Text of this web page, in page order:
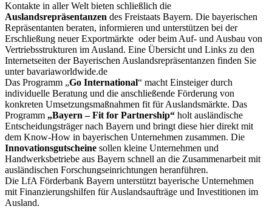
Kontakte in aller Welt bieten schließlich die
Auslandsrepräsentanzen des Freistaats Bayern. Die bayerischen
Repräsentanten beraten, informieren und unterstützen bei der
Erschließung neuer Exportmärkte oder beim Auf- und Ausbau von
Vertriebsstrukturen im Ausland. Eine Übersicht und Links zu den
Internetseiten der Bayerischen Auslandsrepräsentanzen finden Sie
unter bavariaworldwide.de
Das Programm „Go International“ macht Einsteiger durch
individuelle Beratung und die anschließende Förderung von
konkreten Umsetzungsmaßnahmen fit für Auslandsmärkte. Das
Programm „Bayern – Fit for Partnership“ holt ausländische
Entscheidungsträger nach Bayern und bringt diese hier direkt mit
dem Know-How in bayerischen Unternehmen zusammen. Die
Innovationsgutscheine sollen kleine Unternehmen und
Handwerksbetriebe aus Bayern schnell an die Zusammenarbeit mit
ausländischen Forschungseinrichtungen heranführen.
Die LfA Förderbank Bayern unterstützt bayerische Unternehmen
mit Finanzierungshilfen für Auslandsaufträge und Investitionen im
Ausland.